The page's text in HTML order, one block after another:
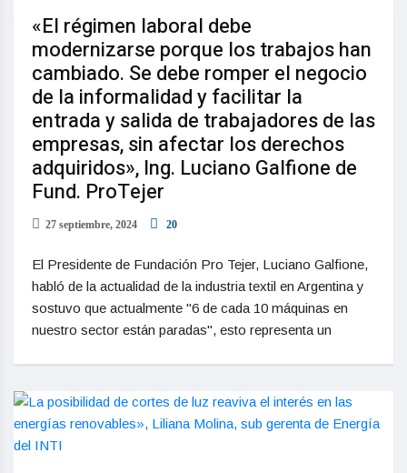
«El régimen laboral debe
modernizarse porque los trabajos han
cambiado. Se debe romper el negocio
de la informalidad y facilitar la
entrada y salida de trabajadores de las
empresas, sin afectar los derechos
adquiridos», Ing. Luciano Galfione de
Fund. ProTejer
27 septiembre, 2024 20
El Presidente de Fundación Pro Tejer, Luciano Galfione,
habló de la actualidad de la industria textil en Argentina y
sostuvo que actualmente "6 de cada 10 máquinas en
nuestro sector están paradas", esto representa un